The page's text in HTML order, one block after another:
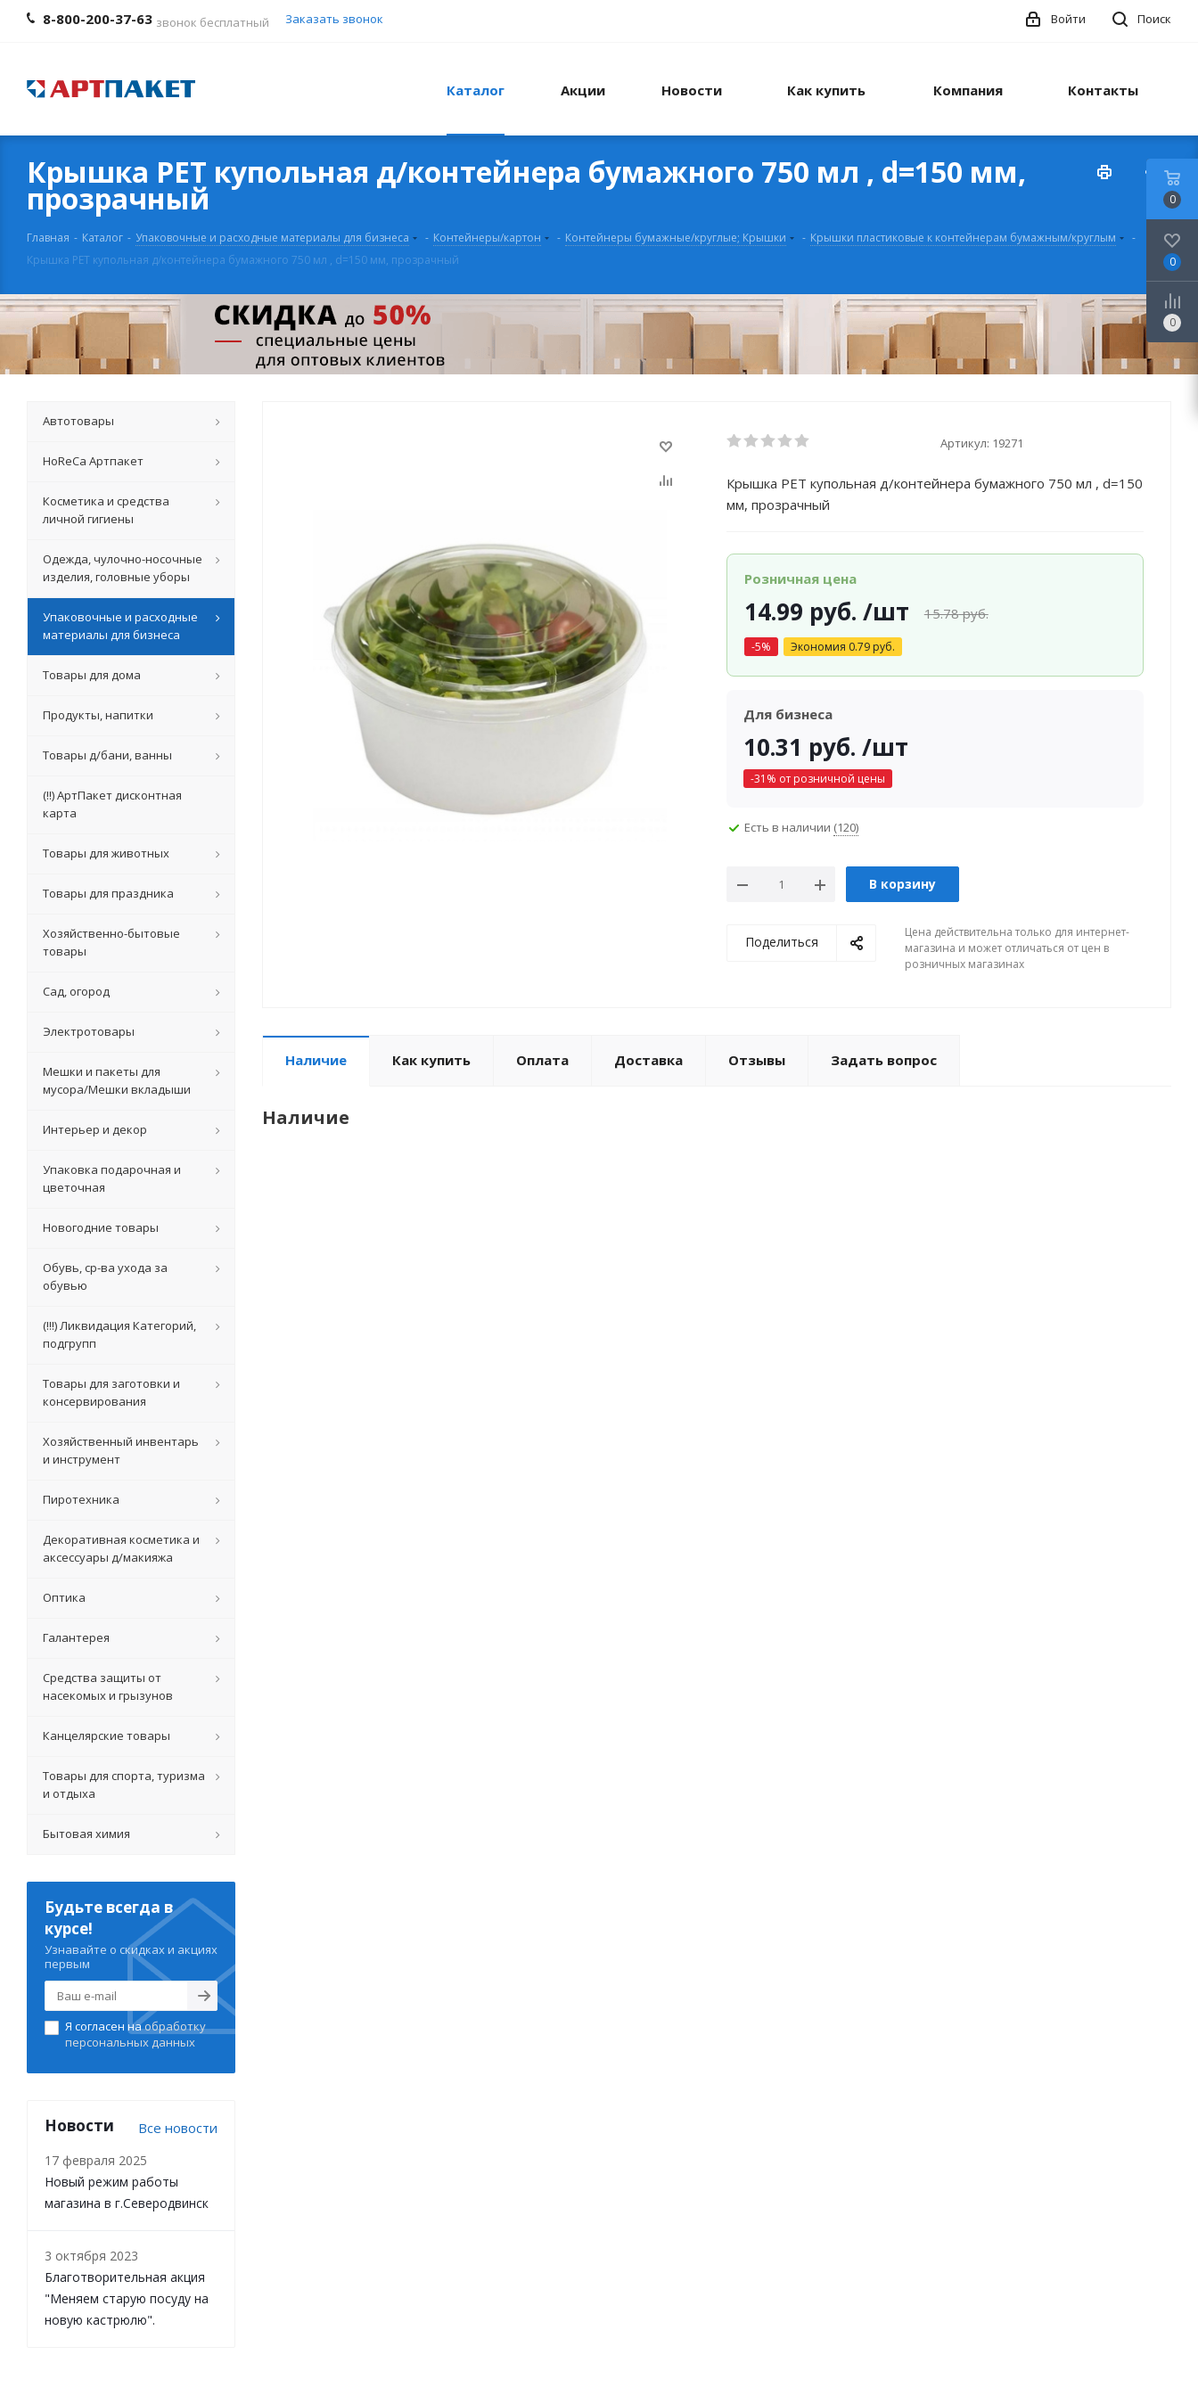
8-800-200-37-63 звонок бесплатный Заказать звонок Поиск
Войти
Каталог Акции Новости Как купить Компания Контакты
Крышка PET купольная д/контейнера бумажного 750 мл , d=150 мм,
прозрачный
Главная - Каталог - Упаковочные и расходные материалы для бизнеса - Контейнеры/картон - Контейнеры бумажные/круглые; Крышки - Крышки пластиковые к контейнерам бумажным/круглым
-
Крышка PET купольная д/контейнера бумажного 750 мл , d=150 мм, прозрачный
Артикул: 19271
Крышка PET купольная д/контейнера бумажного 750 мл , d=150
мм, прозрачный
Розничная цена
14.99 руб. /шт 15.78руб.
-5% Экономия 0.79руб.
Для бизнеса
10.31 руб. /шт
-31 % от розничной цены
Есть в наличии (120)
В корзину
Поделиться
Цена действительна только для интернет-
магазина и может отличаться от цен в
розничных магазинах
Наличие Как купить Оплата Доставка Отзывы Задать вопрос
Наличие
Автотовары
HoReCa Артпакет
Косметика и средства
личной гигиены
Одежда, чулочно-носочные
изделия, головные уборы
Упаковочные и расходные
материалы для бизнеса
Товары для дома
Продукты, напитки
Товары д/бани, ванны
(!!) АртПакет дисконтная
карта
Товары для животных
Товары для праздника
Хозяйственно-бытовые
товары
Сад, огород
Электротовары
Мешки и пакеты для
мусора/Мешки вкладыши
Интерьер и декор
Упаковка подарочная и
цветочная
Новогодние товары
Обувь, ср-ва ухода за
обувью
(!!!) Ликвидация Категорий,
подгрупп
Товары для заготовки и
консервирования
Хозяйственный инвентарь
и инструмент
Пиротехника
Декоративная косметика и
аксессуары д/макияжа
Оптика
Галантерея
Средства защиты от
насекомых и грызунов
Канцелярские товары
Товары для спорта, туризма
и отдыха
Бытовая химия
Будьте всегда в
курсе!
Узнавайте о скидках и акциях
первым
Я согласен наобработку
персональных данных
Новости Все новости
17 февраля 2025
Новый режим работы
магазина в г.Северодвинск
3 октября 2023
Благотворительная акция
"Меняем старую посуду на
новую кастрюлю".
0
0
0